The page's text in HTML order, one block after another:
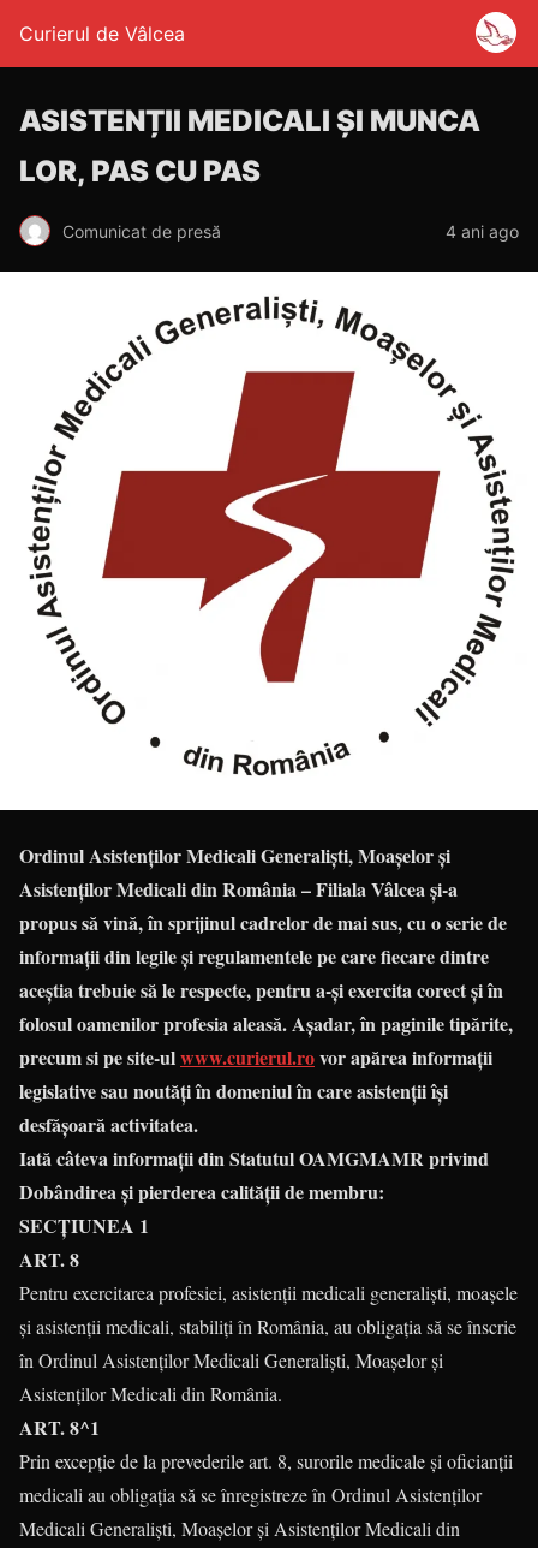
Curierul de Vâlcea
ASISTENȚII MEDICALI ȘI MUNCA
LOR, PAS CU PAS
Comunicat de presă 4 ani ago
Ordinul Asistenților Medicali Generaliști, Moașelor și
Asistenților Medicali din România – Filiala Vâlcea și-a
propus să vină, în sprijinul cadrelor de mai sus, cu o serie de
informații din legile și regulamentele pe care fiecare dintre
aceștia trebuie să le respecte, pentru a-și exercita corect și în
folosul oamenilor profesia aleasă. Așadar, în paginile tipărite,
precum si pe site-ulwww.curierul.rovor apărea informații
legislative sau noutăți în domeniul în care asistenții își
desfășoară activitatea.
Iată câteva informații din Statutul OAMGMAMR privind
Dobândirea şi pierderea calităţii de membru:
SECŢIUNEA 1
ART. 8
Pentru exercitarea profesiei, asistenţii medicali generalişti, moaşele
şi asistenţii medicali, stabiliţi în România, au obligaţia să se înscrie
în Ordinul Asistenţilor Medicali Generalişti, Moaşelor şi
Asistenţilor Medicali din România.
ART. 8^1
Prin excepţie de la prevederile art. 8, surorile medicale şi oficianţii
medicali au obligaţia să se înregistreze în Ordinul Asistenţilor
Medicali Generalişti, Moaşelor şi Asistenţilor Medicali din